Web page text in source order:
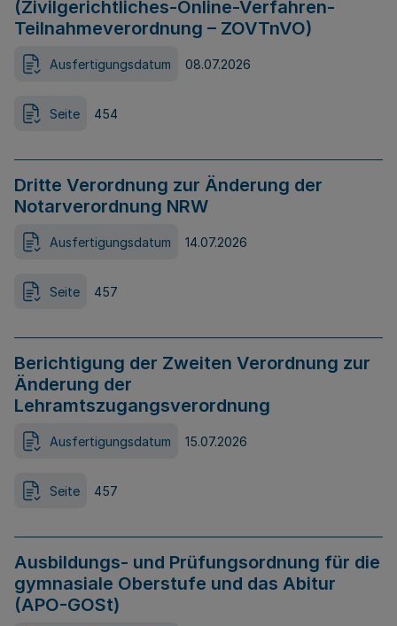
(Zivilgerichtliches-Online-Verfahren-
Teilnahmeverordnung – ZOVTnVO)
Ausfertigungsdatum 08.07.2026
Seite 454
Dritte Verordnung zur Änderung der
Notarverordnung NRW
Ausfertigungsdatum 14.07.2026
Seite 457
Berichtigung der Zweiten Verordnung zur
Änderung der
Lehramtszugangsverordnung
Ausfertigungsdatum 15.07.2026
Seite 457
Ausbildungs- und Prüfungsordnung für die
gymnasiale Oberstufe und das Abitur
(APO-GOSt)